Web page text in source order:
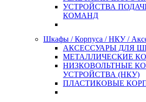
УСТРОЙСТВА
КОМАНД
Шкафы / Корпуса / НКУ /
АКСЕССУАРЫ ДЛЯ
МЕТАЛЛИЧЕСКИЕ
НИЗКОВОЛЬТНЫЕ
УСТРОЙСТВА (НКУ)
ПЛАСТИКОВЫЕ